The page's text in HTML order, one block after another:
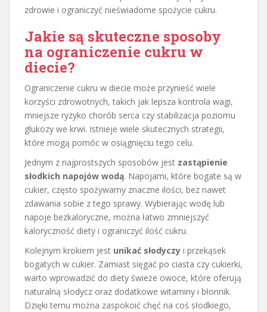
zdrowie i ograniczyć nieświadome spożycie cukru.
Jakie są skuteczne sposoby
na ograniczenie cukru w
diecie?
Ograniczenie cukru w diecie może przynieść wiele
korzyści zdrowotnych, takich jak lepsza kontrola wagi,
mniejsze ryzyko chorób serca czy stabilizacja poziomu
glukozy we krwi. Istnieje wiele skutecznych strategii,
które mogą pomóc w osiągnięciu tego celu.
Jednym z najprostszych sposobów jest zastąpienie
słodkich napojów wodą. Napojami, które bogate są w
cukier, często spożywamy znaczne ilości, bez nawet
zdawania sobie z tego sprawy. Wybierając wodę lub
napoje bezkaloryczne, można łatwo zmniejszyć
kaloryczność diety i ograniczyć ilość cukru.
Kolejnym krokiem jest unikać słodyczy i przekąsek
bogatych w cukier. Zamiast sięgać po ciasta czy cukierki,
warto wprowadzić do diety świeże owoce, które oferują
naturalną słodycz oraz dodatkowe witaminy i błonnik.
Dzięki temu można zaspokoić chęć na coś słodkiego,